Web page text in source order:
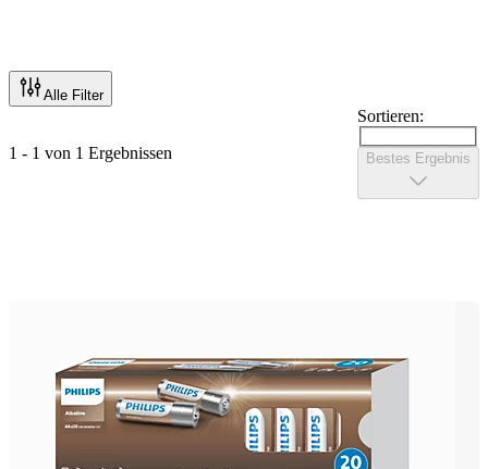
Alle Filter
1 - 1 von 1 Ergebnissen
Sortieren:
Bestes Ergebnis